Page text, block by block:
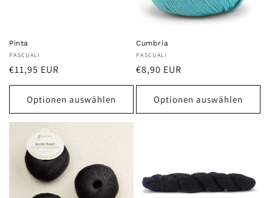
Pinta
Anbieter:
PASCUALI
Normaler
Preis
€11,95 EUR
Optionen auswählen
Cumbria
Anbieter:
PASCUALI
Normaler
Preis
€8,90 EUR
Optionen auswählen